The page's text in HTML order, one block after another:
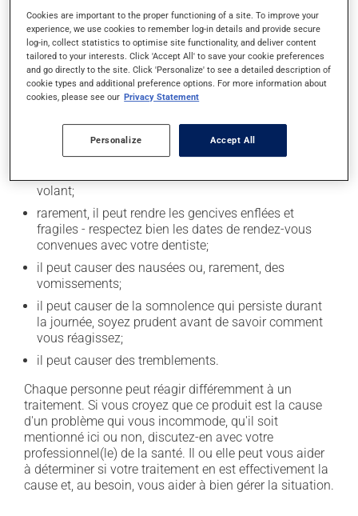
Effets indésirables
En plus de ses effets recherchés, ce produit peut à
l'occasion entraîner certains effets indésirables (effets
secondaires), notamment :
il peut causer de la constipation - pour la prévenir,
buvez beaucoup, prenez plus de fibres alimentaires;
il peut causer des étourdissements - levez-vous
volant;
rarement, il peut rendre les gencives enflées et
fragiles - respectez bien les dates de rendez-vous
convenues avec votre dentiste;
il peut causer des nausées ou, rarement, des
vomissements;
il peut causer de la somnolence qui persiste durant
la journée, soyez prudent avant de savoir comment
vous réagissez;
il peut causer des tremblements.
Chaque personne peut réagir différemment à un
traitement. Si vous croyez que ce produit est la cause
d'un problème qui vous incommode, qu'il soit
mentionné ici ou non, discutez-en avec votre
professionnel(le) de la santé. Il ou elle peut vous aider
à déterminer si votre traitement en est effectivement la
cause et, au besoin, vous aider à bien gérer la situation.
Cookies are important to the proper functioning of a site. To improve your
experience, we use cookies to remember log-in details and provide secure
log-in, collect statistics to optimise site functionality, and deliver content
tailored to your interests. Click 'Accept All' to save your cookie preferences
and go directly to the site. Click 'Personalize' to see a detailed description of
cookie types and additional preference options. For more information about
cookies, please see our Privacy Statement
Personalize Accept All